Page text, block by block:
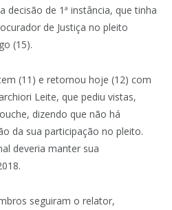
decisão de 1ª instância, que tinha
de Justiça no pleito
(15).
(11) e retornou hoje (12) com
Leite, que pediu vistas,
dizendo que não há
da sua participação no pleito.
deveria manter sua
seguiram o relator,